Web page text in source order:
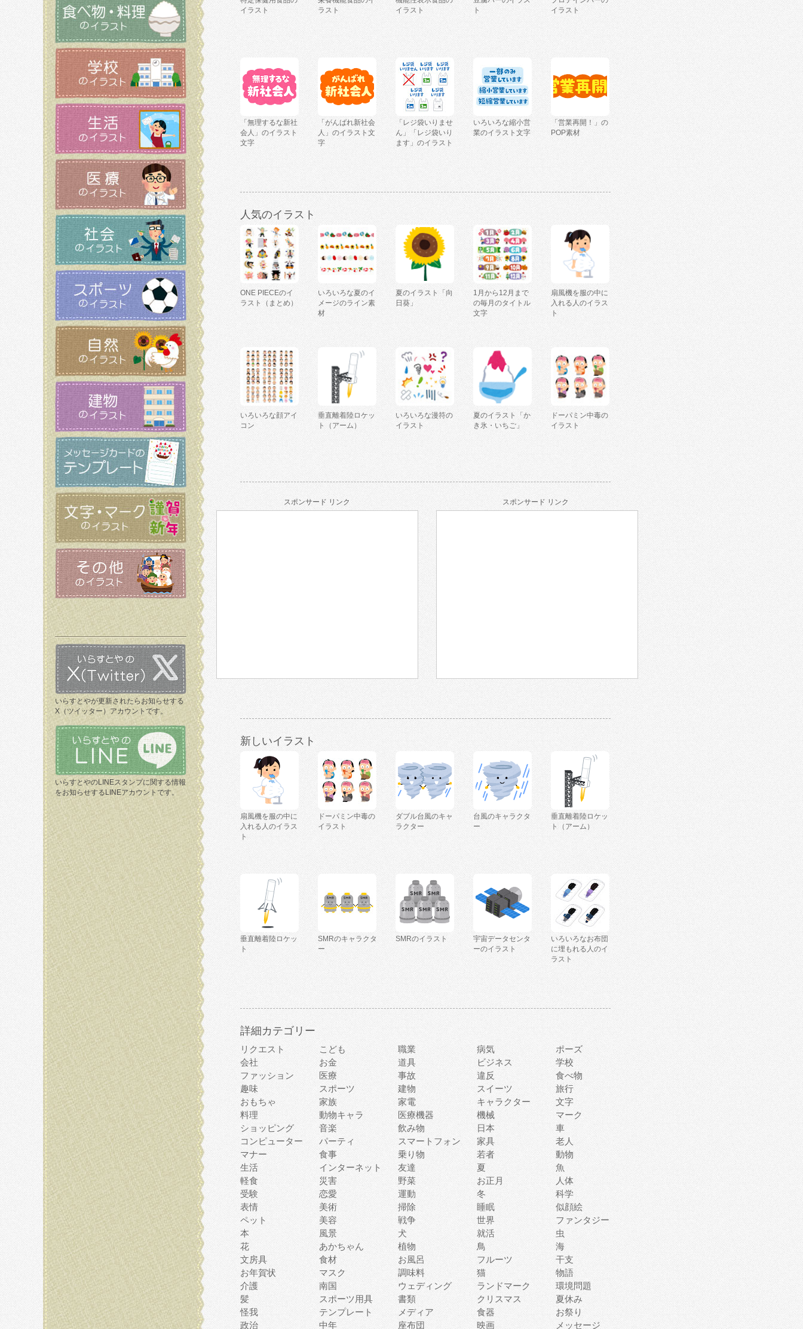
いらすとやが更新されたらお知らせする
X（ツイッター）アカウントです。
いらすとやのLINEスタンプに関する情報
をお知らせするLINEアカウントです。
イラスト
ラスト
イラスト
ト
イラスト
「無理するな新社
会人」のイラスト
文字
「がんばれ新社会
人」のイラスト文
字
「レジ袋いりませ
ん」「レジ袋いり
ます」のイラスト
いろいろな縮小営
業のイラスト文字
「営業再開！」の
POP素材
人気のイラスト
ONE PIECEのイ
ラスト（まとめ）
いろいろな夏のイ
メージのライン素
材
夏のイラスト「向
日葵」
1月から12月まで
の毎月のタイトル
文字
扇風機を服の中に
入れる人のイラス
ト
いろいろな顔アイ
コン
垂直離着陸ロケッ
ト（アーム）
いろいろな漫符の
イラスト
夏のイラスト「か
き氷・いちご」
ドーパミン中毒の
イラスト
スポンサード リンク スポンサード リンク
新しいイラスト
扇風機を服の中に
入れる人のイラス
ト
ドーパミン中毒の
イラスト
ダブル台風のキャ
ラクター
台風のキャラクタ
ー
垂直離着陸ロケッ
ト（アーム）
垂直離着陸ロケッ
ト
SMRのキャラクタ
ー
SMRのイラスト
宇宙データセンタ
ーのイラスト
いろいろなお布団
に埋もれる人のイ
ラスト
詳細カテゴリー
リクエスト こども 職業 病気
ポーズ
会社
お金 道具 ビジネス
学校
ファッション
医療 事故 違反
食べ物
趣味
スポーツ 建物 スイーツ
旅行
おもちゃ
家族 家電 キャラクター
文字
料理
動物キャラ 医療機器 機械
マーク
ショッピング
音楽 飲み物 日本
車
コンピューター
パーティ スマートフォン 家具
老人
マナー
食事 乗り物 若者
動物
生活
インターネット 友達 夏
魚
軽食
災害 野菜 お正月
人体
受験
恋愛 運動 冬
科学
表情
美術 掃除 睡眠
似顔絵
ペット
美容 戦争 世界
ファンタジー
本
風景 犬 就活
虫
花
あかちゃん 植物 鳥
海
文房具
食材 お風呂 フルーツ
干支
お年賀状
マスク 調味料 猫
物語
介護
南国 ウェディング ランドマーク
環境問題
髪
スポーツ用具 書類 クリスマス
夏休み
怪我
テンプレート メディア 食器
お祭り
政治
中年 座布団 映画 メッセージ